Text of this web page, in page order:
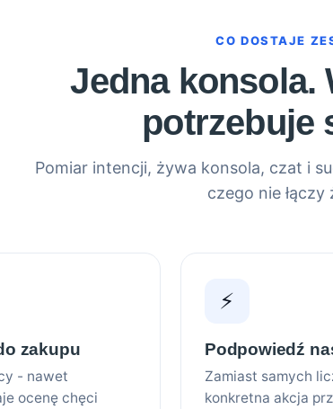
CO DOSTAJE
Jedna konsola.
potrzebuje
Pomiar intencji, żywa konsola, czat i
czego nie
zakupu
- nawet
ocenę chęci
⚡
Podpowiedź
Zamiast samych
konkretna akcja